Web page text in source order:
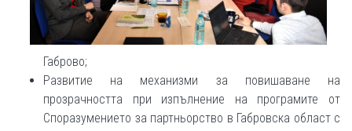
Габрово;
Развитие на механизми за повишаване на
прозрачността при изпълнение на програмите от
Споразумението за партньорство в Габровска област с